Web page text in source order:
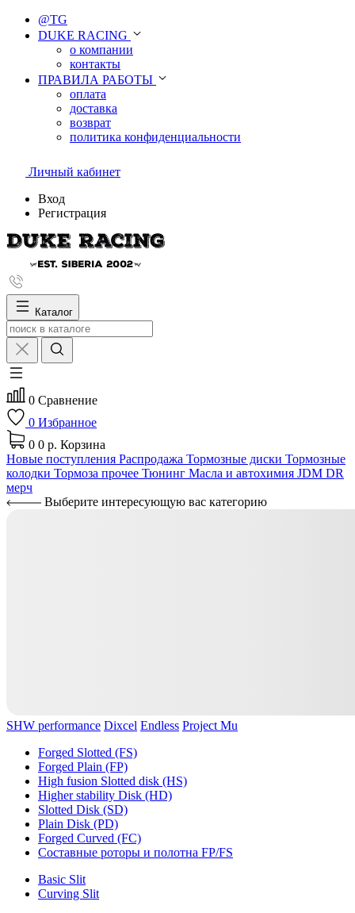
@TG
DUKE RACING
о компании
контакты
ПРАВИЛА РАБОТЫ
оплата
доставка
возврат
политика конфиденциальности
Личный кабинет
Вход
Регистрация
Каталог
0 Сравнение
0 Избранное
0 0 р. Корзина
Новые поступления Распродажа Тормозные диски Тормозные
колодки Тормоза прочее Тюнинг Масла и автохимия JDM DR
мерч
Выберите интересующую вас категорию
SHW performance Dixcel Endless Project Mu
Forged Slotted (FS)
Forged Plain (FP)
High fusion Slotted disk (HS)
Higher stability Disk (HD)
Slotted Disk (SD)
Plain Disk (PD)
Forged Curved (FC)
Составные роторы и полотна FP/FS
Basic Slit
Curving Slit